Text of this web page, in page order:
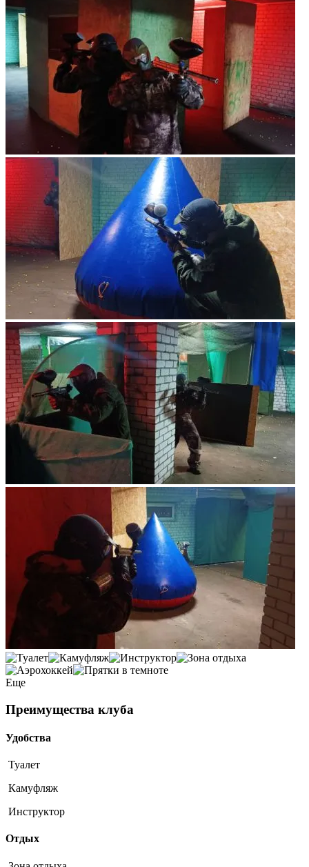
Еще
Преимущества клуба
Удобства
Туалет
Камуфляж
Инструктор
Отдых